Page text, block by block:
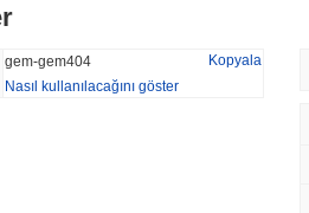
gem-gem404
Kopyala
Nasıl kullanılacağını göster